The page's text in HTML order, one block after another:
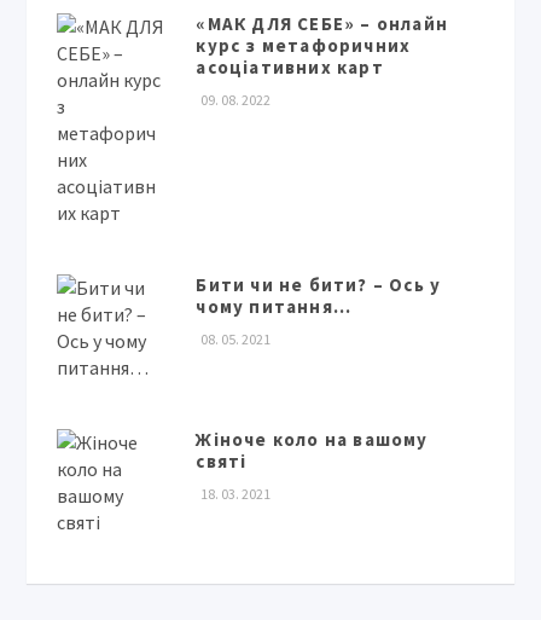
«МАК ДЛЯ СЕБЕ» – онлайн
курс з метафоричних
асоціативних карт
09. 08. 2022
Бити чи не бити? – Ось у
чому питання…
08. 05. 2021
Жіноче коло на вашому
святі
18. 03. 2021